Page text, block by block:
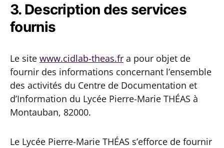
3. Description des services
fournis
Le site www.cidlab-theas.fr a pour objet de
fournir des informations concernant l’ensemble
des activités du Centre de Documentation et
d’Information du Lycée Pierre-Marie THÉAS à
Montauban, 82000.
Le Lycée Pierre-Marie THÉAS s’efforce de fournir